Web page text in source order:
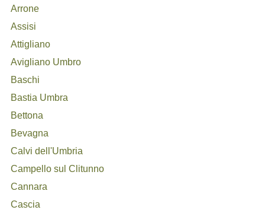
Arrone
Assisi
Attigliano
Avigliano Umbro
Baschi
Bastia Umbra
Bettona
Bevagna
Calvi dell'Umbria
Campello sul Clitunno
Cannara
Cascia